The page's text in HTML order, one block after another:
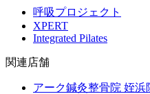
呼吸プロジェクト
XPERT
Integrated Pilates
関連店舗
アーク鍼灸整骨院 姪浜